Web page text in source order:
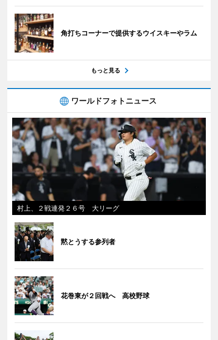
角打ちコーナーで提供するウイスキーやラム
もっと見る
ワールドフォトニュース
村上、２戦連発２６号 大リーグ
黙とうする参列者
花巻東が２回戦へ 高校野球